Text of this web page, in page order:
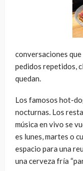
conversaciones
pedidos repetidos,
quedan.
Los famosos hot-
nocturnas. Los
música en vivo se
es lunes, martes o
espacio para una
una cerveza fría